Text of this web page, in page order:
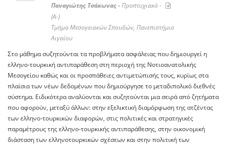
Παναγιώτης Τσάκωνας -Προπτυχιακό -
(A-)
Τμήμα Μεσογειακών Σπουδών, Πανεπιστήμιο
Αιγαίου
Στο μάθημα συζητούνται τα προβλήματα ασφάλειας που δημιουργεί η
ελληνο-τουρκική αντιπαράθεση στη περιοχή της Νοτιοανατολικής
Μεσογείου καθώς και οι προσπάθειες αντιμετώπισής τους, κυρίως στα
πλαίσια των νέων δεδομένων που δημιούργησε το μεταδιπολικό διεθνές
σύστημα. Ειδικότερα αναλύονται και συζητούνται μια σειρά από ζητήματα
που αφορούν, μεταξύ άλλων: στην εξελικτική διαμόρφωση της ατζέντας
των ελληνο-τουρκικών διαφορών, στις πολιτικές και στρατηγικές
παραμέτρους της ελληνο-τουρκικής αντιπαράθεσης, στην οικονομική
διάσταση των ελληνοτουρκικών σχέσεων και στην πολιτική των